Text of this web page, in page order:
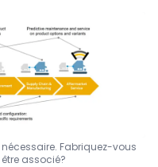
Fabriquez-vous
associé?